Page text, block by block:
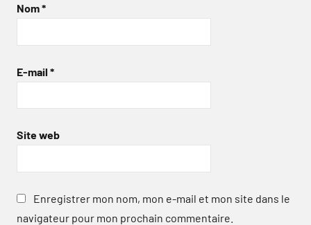
Nom*
E-mail *
Site web
Enregistrer mon nom, mon e-mail et mon site dans le
navigateur pour mon prochain commentaire.